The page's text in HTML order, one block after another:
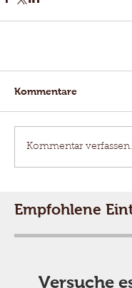
Kommentare
Kommentar
Empfohlene
Versuche